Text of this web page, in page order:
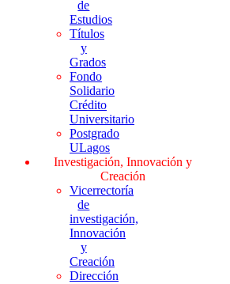
de
Estudios
Títulos
y
Grados
Fondo
Solidario
Crédito
Universitario
Postgrado
ULagos
Investigación, Innovación y
Creación
Vicerrectoría
de
investigación,
Innovación
y
Creación
Dirección